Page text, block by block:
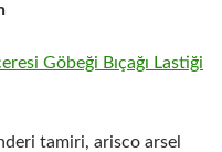
tamiri, arisco arsel